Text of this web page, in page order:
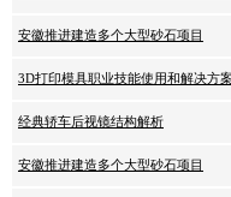
安徽推进建造多个大型砂石项目
3D打印模具职业技能使用和解决方
经典轿车后视镜结构解析
安徽推进建造多个大型砂石项目